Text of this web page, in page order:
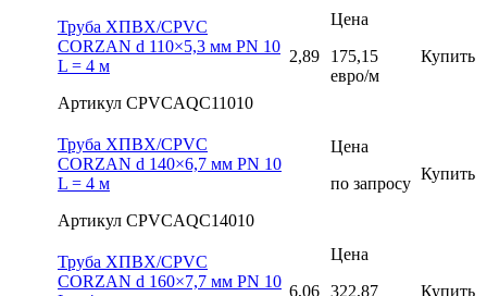
Труба ХПВХ/CPVC
CORZAN d 110×5,3 мм PN 10
L = 4 м
Артикул CPVCAQC11010
2,89
Цена
175,15
евро/м
Купить
Труба ХПВХ/CPVC
CORZAN d 140×6,7 мм PN 10
L = 4 м
Артикул CPVCAQC14010
Цена
по запросу
Купить
Труба ХПВХ/CPVC
CORZAN d 160×7,7 мм PN 10
6,06
Цена
322,87
Купить